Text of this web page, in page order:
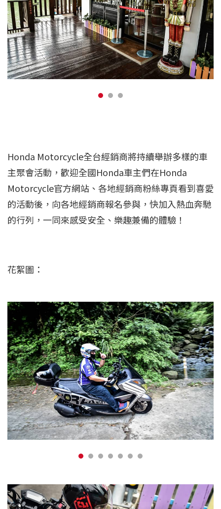
Honda Motorcycle全台經銷商將持續舉辦多樣的車
主聚會活動，歡迎全國Honda車主們在Honda
Motorcycle官方網站、各地經銷商粉絲專頁看到喜愛
的活動後，向各地經銷商報名參與，快加入熱血奔馳
的行列，一同來感受安全、樂趣兼備的體驗！
花絮圖：